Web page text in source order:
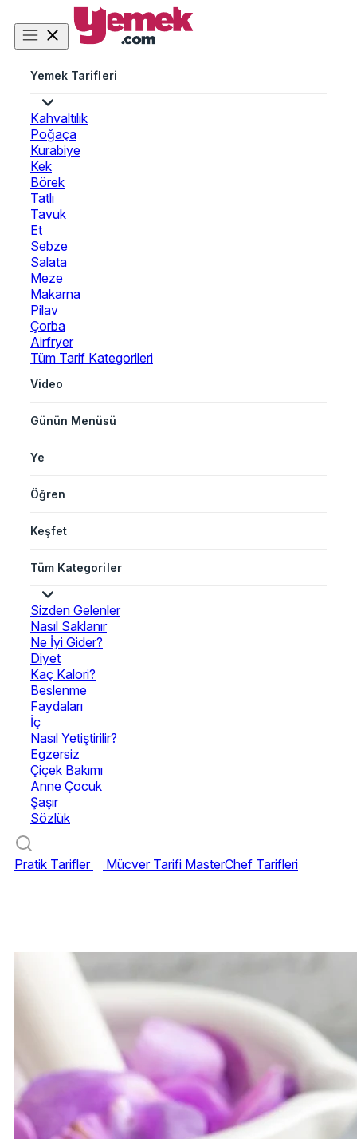
Yemek Tarifleri
Kahvaltılık
Poğaça
Kurabiye
Kek
Börek
Tatlı
Tavuk
Et
Sebze
Salata
Meze
Makarna
Pilav
Çorba
Airfryer
Tüm Tarif Kategorileri
Video
Günün Menüsü
Ye
Öğren
Keşfet
Tüm Kategoriler
Sizden Gelenler
Nasıl Saklanır
Ne İyi Gider?
Diyet
Kaç Kalori?
Beslenme
Faydaları
İç
Nasıl Yetiştirilir?
Egzersiz
Çiçek Bakımı
Anne Çocuk
Şaşır
Sözlük
Pratik Tarifler Mücver Tarifi MasterChef Tarifleri